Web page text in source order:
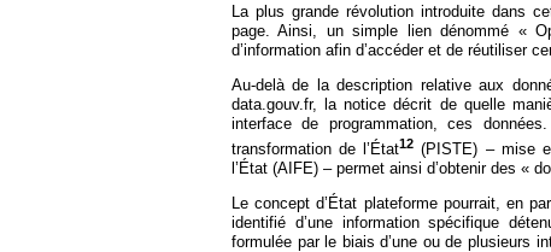
La plus grande révolution introduite dans
page. Ainsi, un simple lien dénommé «
d’information afin d’accéder et de réutiliser
Au-delà de la description relative aux
data.gouv.fr, la notice décrit de quelle
interface de programmation, ces
transformation de l’État12 (PISTE) – mise
l’État (AIFE) – permet ainsi d’obtenir des «
Le concept d’État plateforme pourrait, en
identifié d’une information spécifique
formulée par le biais d’une ou de plusieurs